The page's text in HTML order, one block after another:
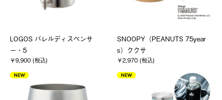
LOGOS バレルディスペンサ
ー・5
￥9,900 (税込)
SNOOPY（PEANUTS 75year
s）ククサ
￥2,970 (税込)
NEW NEW